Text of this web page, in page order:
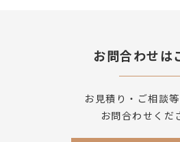
お問合わせは
お見積り・ご相談
お問合わせくだ